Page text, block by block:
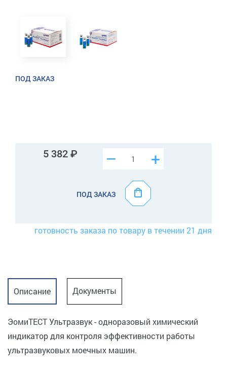
ПОД ЗАКАЗ
5 382 +
–
ПОД ЗАКАЗ
готовность заказа по товару в течении 21 дня
Описание Документы
ЭомиТЕСТ Ультразвук - одноразовый химический
индикатор для контроля эффективности работы
ультразвуковых моечных машин.